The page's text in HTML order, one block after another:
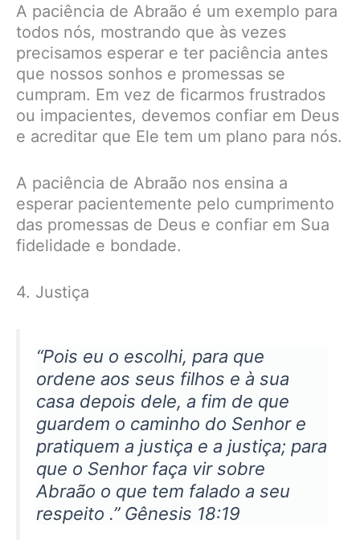
A paciência de Abraão é um exemplo para
todos nós, mostrando que às vezes
precisamos esperar e ter paciência antes
que nossos sonhos e promessas se
cumpram. Em vez de ficarmos frustrados
ou impacientes, devemos confiar em Deus
e acreditar que Ele tem um plano para nós.
A paciência de Abraão nos ensina a
esperar pacientemente pelo cumprimento
das promessas de Deus e confiar em Sua
fidelidade e bondade.
4. Justiça
“Pois eu o escolhi, para que
ordene aos seus filhos e à sua
casa depois dele, a fim de que
guardem o caminho do Senhor e
pratiquem a justiça e a justiça; para
que o Senhor faça vir sobre
Abraão o que tem falado a seu
respeito .” Gênesis 18:19